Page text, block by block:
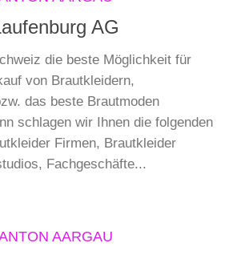
AG
die beste Möglichkeit für
von Brautkleidern,
das beste Brautmoden
schlagen wir Ihnen die folgenden
Firmen, Brautkleider
Fachgeschäfte...
AARGAU